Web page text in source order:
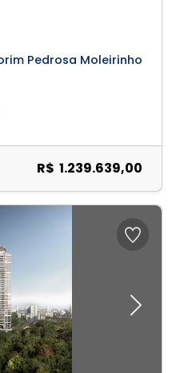
Pedrosa Moleirinho
R$ 1.239.639,00
Next